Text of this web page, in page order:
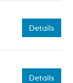
Details
Details